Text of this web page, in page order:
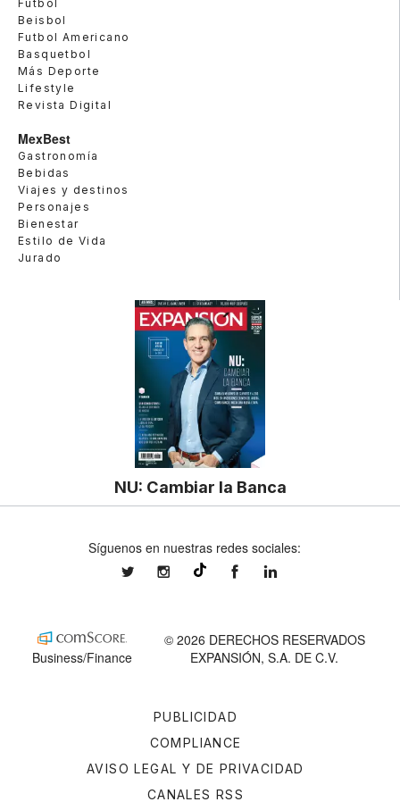
Futbol
Beisbol
Futbol Americano
Basquetbol
Más Deporte
Lifestyle
Revista Digital
MexBest
Gastronomía
Bebidas
Viajes y destinos
Personajes
Bienestar
Estilo de Vida
Jurado
NU: Cambiar la Banca
PUBLICIDAD
COMPLIANCE
AVISO LEGAL Y DE PRIVACIDAD
CANALES RSS
Síguenos en nuestras redes sociales:
expansionmxexpansionmx ExpansionMex
Business/Finance
© 2026 DERECHOS RESERVADOS
EXPANSIÓN, S.A. DE C.V.